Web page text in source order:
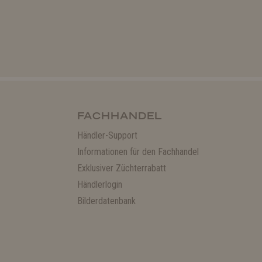
FACHHANDEL
Händler-Support
Informationen für den Fachhandel
Exklusiver Züchterrabatt
Händlerlogin
Bilderdatenbank